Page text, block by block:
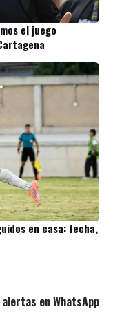
el juego
en casa: fecha,
en WhatsApp